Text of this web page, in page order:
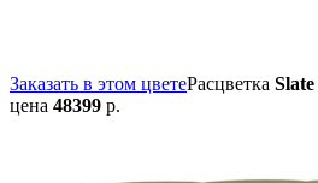
Заказать в этом цветеРасцветка Slate
цена 48399 р.